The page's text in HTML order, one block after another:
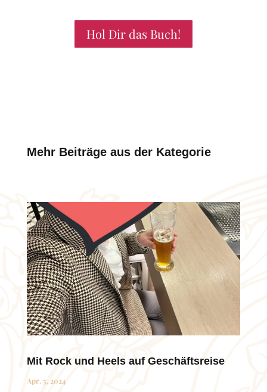
Hol Dir das Buch!
Mehr Beiträge aus der Kategorie
Mit Rock und Heels auf Geschäftsreise
Apr. 5, 2024